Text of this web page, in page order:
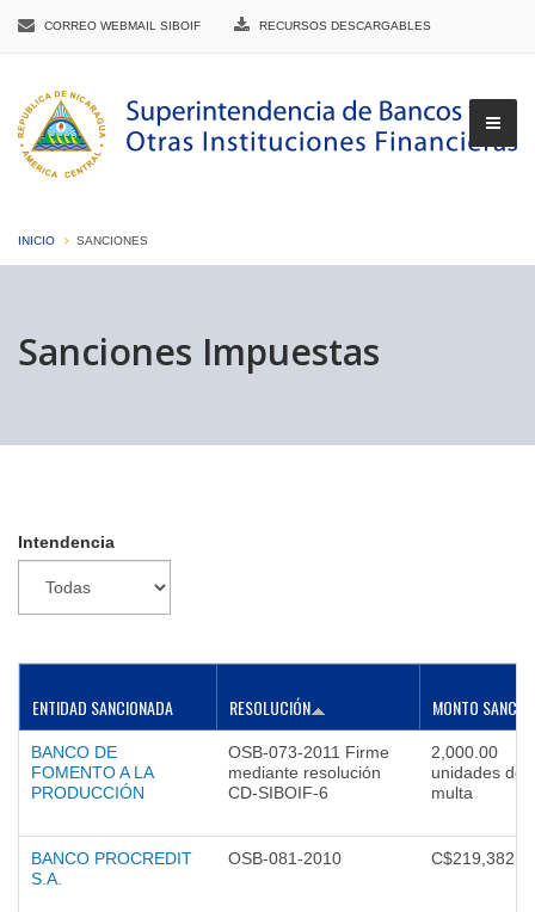
CORREO WEBMAIL SIBOIF RECURSOS DESCARGABLES
INICIO SANCIONES
Sanciones Impuestas
Intendencia
ENTIDAD SANCIONADA RESOLUCIÓN MONTO
BANCO DE
FOMENTO A LA
PRODUCCIÓN
OSB-073-2011 Firme
mediante resolución
CD-SIBOIF-6
2,000.00
unidades de
multa
BANCO PROCREDIT
S.A.
OSB-081-2010